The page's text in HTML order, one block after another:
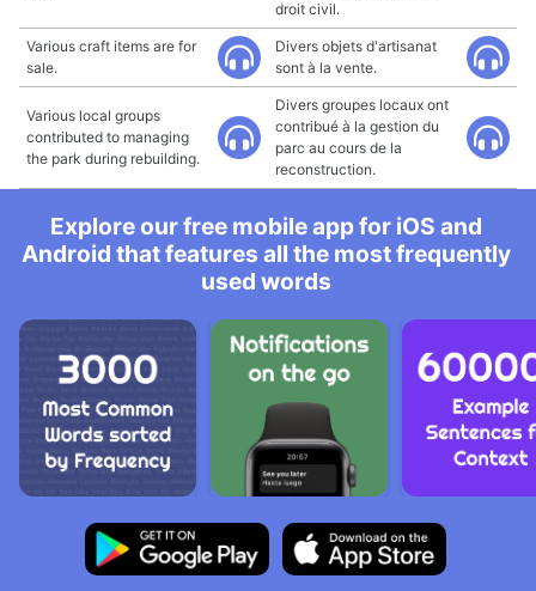
droit civil.
Various craft items are for
sale.
Divers objets d'artisanat
sont à la vente.
Various local groups
contributed to managing
the park during rebuilding.
Divers groupes locaux ont
contribué à la gestion du
parc au cours de la
reconstruction.
Explore our free mobile app for iOS and
Android that features all the most frequently
used words